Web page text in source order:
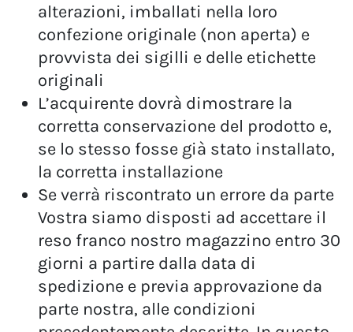
alterazioni, imballati nella loro
confezione originale (non aperta) e
provvista dei sigilli e delle etichette
originali
L’acquirente dovrà dimostrare la
corretta conservazione del prodotto e,
se lo stesso fosse già stato installato,
la corretta installazione
Se verrà riscontrato un errore da parte
Vostra siamo disposti ad accettare il
reso franco nostro magazzino entro 30
giorni a partire dalla data di
spedizione e previa approvazione da
parte nostra, alle condizioni